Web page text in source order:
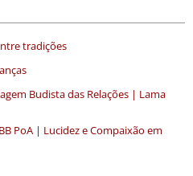
tradições
Budista das Relações | Lama
PoA | Lucidez e Compaixão em